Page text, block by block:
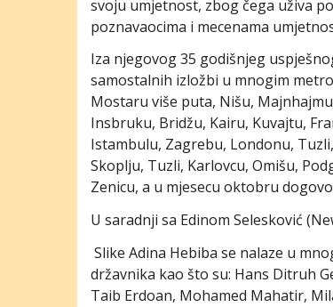
svoju umjetnost, zbog čega uživa
poznavaocima i mecenama
Iza njegovog 35 godišnjeg
samostalnih izložbi u mnogim
Mostaru više puta, Nišu,
Insbruku, Bridžu, Kairu, Kuvajtu,
Istambulu, Zagrebu, Londonu,
Skoplju, Tuzli, Karlovcu, Omišu,
Zenicu, a u mjesecu oktobru
U saradnji sa Edinom Selesković
Slike Adina Hebiba se nalaze u
državnika kao što su: Hans Ditruh
Taib Erdoan, Mohamed Mahatir,